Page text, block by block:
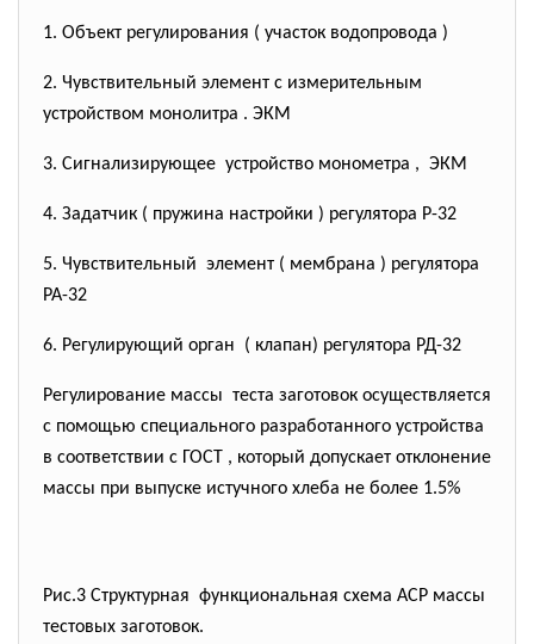
1. Объект регулирования ( участок водопровода )
2. Чувствительный элемент с измерительным
устройством монолитра . ЭКМ
3. Сигнализирующее устройство монометра , ЭКМ
4. Задатчик ( пружина настройки ) регулятора Р-32
5. Чувствительный элемент ( мембрана ) регулятора
РА-32
6. Регулирующий орган ( клапан) регулятора РД-32
Регулирование массы теста заготовок осуществляется
с помощью специального разработанного устройства
в соответствии с ГОСТ , который допускает отклонение
массы при выпуске истучного хлеба не более 1.5%
Рис.3 Структурная функциональная схема АСР массы
тестовых заготовок.